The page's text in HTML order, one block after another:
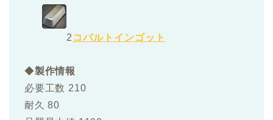
2 コバルトインゴット
◆製作情報
必要工数 210
耐久 80